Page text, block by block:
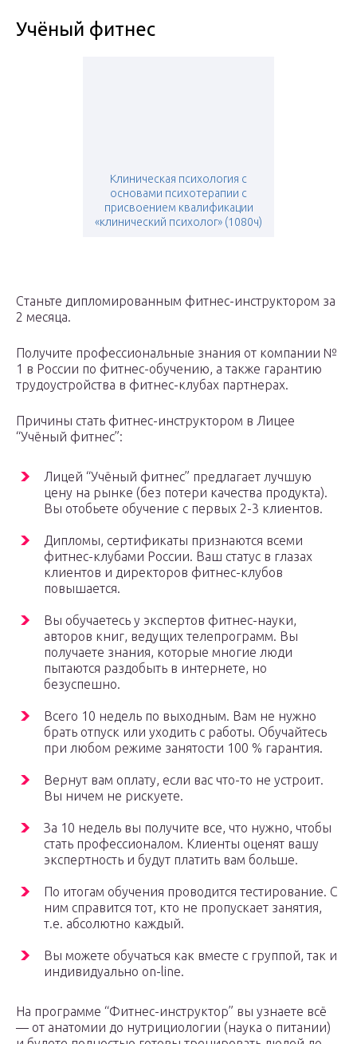
Учёный фитнес
Клиническая психология с
основами психотерапии с
присвоением квалификации
«клинический психолог» (1080ч)
Станьте дипломированным фитнес-инструктором за
2 месяца.
Получите профессиональные знания от компании №
1 в России по фитнес-обучению, а также гарантию
трудоустройства в фитнес-клубах партнерах.
Причины стать фитнес-инструктором в Лицее
“Учёный фитнес”:
Лицей “Учёный фитнес” предлагает лучшую
цену на рынке (без потери качества продукта).
Вы отобьете обучение с первых 2-3 клиентов.
Дипломы, сертификаты признаются всеми
фитнес-клубами России. Ваш статус в глазах
клиентов и директоров фитнес-клубов
повышается.
Вы обучаетесь у экспертов фитнес-науки,
авторов книг, ведущих телепрограмм. Вы
получаете знания, которые многие люди
пытаются раздобыть в интернете, но
безуспешно.
Всего 10 недель по выходным. Вам не нужно
брать отпуск или уходить с работы. Обучайтесь
при любом режиме занятости 100 % гарантия.
Вернут вам оплату, если вас что-то не устроит.
Вы ничем не рискуете.
За 10 недель вы получите все, что нужно, чтобы
стать профессионалом. Клиенты оценят вашу
экспертность и будут платить вам больше.
По итогам обучения проводится тестирование. С
ним справится тот, кто не пропускает занятия,
т.е. абсолютно каждый.
Вы можете обучаться как вместе с группой, так и
индивидуально on-line.
На программе “Фитнес-инструктор” вы узнаете всё
— от анатомии до нутрициологии (наука о питании)